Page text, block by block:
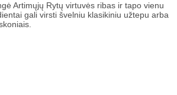
Artimųjų Rytų virtuvės ribas ir tapo vienu
gali virsti švelniu klasikiniu užtepu arba